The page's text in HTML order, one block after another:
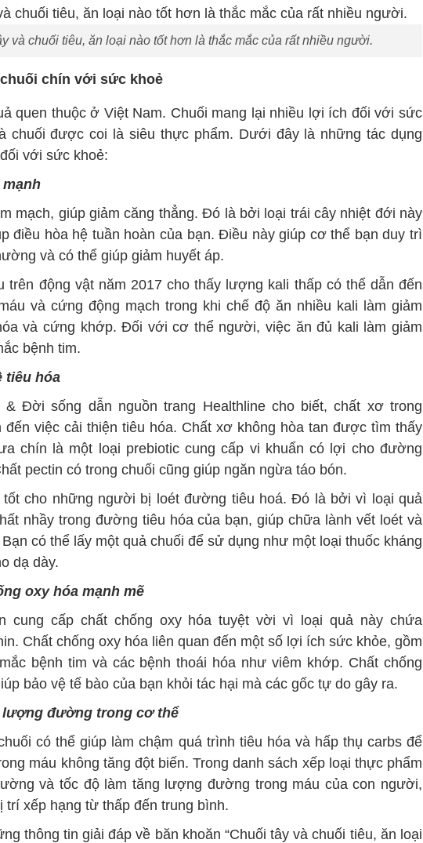
và chuối tiêu, ăn loại nào tốt hơn là thắc mắc của rất nhiều người.
chín với sức khoẻ
quen thuộc ở Việt Nam. Chuối mang lại nhiều lợi ích đối với sức
chuối được coi là siêu thực phẩm. Dưới đây là những tác dụng
với sức khoẻ:
mạch, giúp giảm căng thẳng. Đó là bởi loại trái cây nhiệt đới này
điều hòa hệ tuần hoàn của bạn. Điều này giúp cơ thể bạn duy trì
và có thể giúp giảm huyết áp.
trên động vật năm 2017 cho thấy lượng kali thấp có thể dẫn đến
và cứng động mạch trong khi chế độ ăn nhiều kali làm giảm
và cứng khớp. Đối với cơ thể người, việc ăn đủ kali làm giảm
bệnh tim.
tiêu hóa
& Đời sống dẫn nguồn trang Healthline cho biết, chất xơ trong
đến việc cải thiện tiêu hóa. Chất xơ không hòa tan được tìm thấy
chín là một loại prebiotic cung cấp vi khuẩn có lợi cho đường
pectin có trong chuối cũng giúp ngăn ngừa táo bón.
tốt cho những người bị loét đường tiêu hoá. Đó là bởi vì loại quả
nhầy trong đường tiêu hóa của bạn, giúp chữa lành vết loét và
có thể lấy một quả chuối để sử dụng như một loại thuốc kháng
dạ dày.
oxy hóa mạnh mẽ
cung cấp chất chống oxy hóa tuyệt vời vì loại quả này chứa
Chất chống oxy hóa liên quan đến một số lợi ích sức khỏe, gồm
bệnh tim và các bệnh thoái hóa như viêm khớp. Chất chống
bảo vệ tế bào của bạn khỏi tác hại mà các gốc tự do gây ra.
lượng đường trong cơ thể
có thể giúp làm chậm quá trình tiêu hóa và hấp thụ carbs để
máu không tăng đột biến. Trong danh sách xếp loại thực phẩm
và tốc độ làm tăng lượng đường trong máu của con người,
trí xếp hạng từ thấp đến trung bình.
thông tin giải đáp về băn khoăn “Chuối tây và chuối tiêu, ăn loại